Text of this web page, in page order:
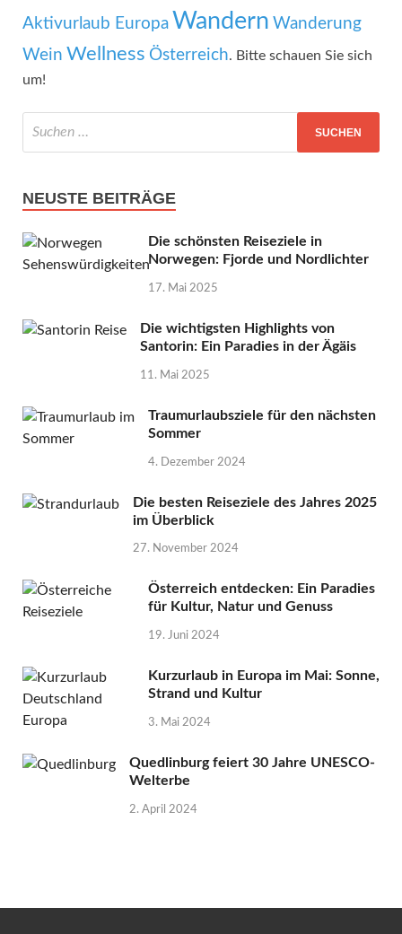
Aktivurlaub Europa Wandern Wanderung
Wein Wellness Österreich. Bitte schauen Sie sich
um!
NEUSTE BEITRÄGE
Die schönsten Reiseziele in
Norwegen: Fjorde und Nordlichter
17. Mai 2025
Die wichtigsten Highlights von
Santorin: Ein Paradies in der Ägäis
11. Mai 2025
Traumurlaubsziele für den nächsten
Sommer
4. Dezember 2024
Die besten Reiseziele des Jahres 2025
im Überblick
27. November 2024
Österreich entdecken: Ein Paradies
für Kultur, Natur und Genuss
19. Juni 2024
Kurzurlaub in Europa im Mai: Sonne,
Strand und Kultur
3. Mai 2024
Quedlinburg feiert 30 Jahre UNESCO-
Welterbe
2. April 2024